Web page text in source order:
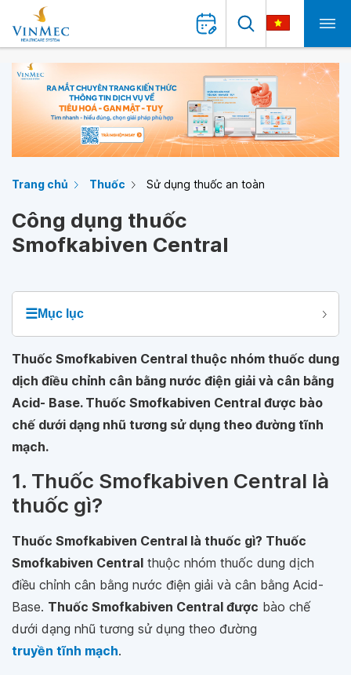
Trang chủ Thuốc Sử dụng thuốc an toàn
Công dụng thuốc
Smofkabiven Central
☰Mục lục
Thuốc Smofkabiven Central thuộc nhóm thuốc dung
dịch điều chỉnh cân bằng nước điện giải và cân bằng
Acid- Base. Thuốc Smofkabiven Central được bào
chế dưới dạng nhũ tương sử dụng theo đường tĩnh
mạch.
1. Thuốc Smofkabiven Central là
thuốc gì?
Thuốc Smofkabiven Central là thuốc gì? Thuốc
Smofkabiven Central thuộc nhóm thuốc dung dịch
điều chỉnh cân bằng nước điện giải và cân bằng Acid-
Base. Thuốc Smofkabiven Central được bào chế
dưới dạng nhũ tương sử dụng theo đường
truyền tĩnh mạch.